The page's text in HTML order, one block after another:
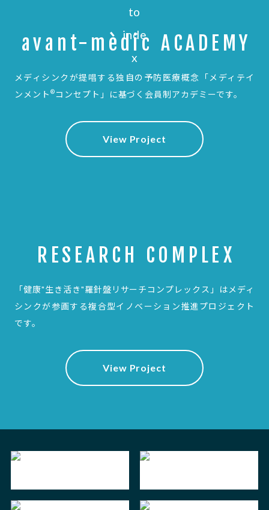
avant-mèdic ACADEMY
メディシンクが提唱する独自の予防医療概念
「メディテイ
ンメント ®コンセプト」に基づく会員制アカデミーです。
View Project
RESEARCH COMPLEX
「健康"生き活き"羅針盤リサーチコンプレックス」は メディ
シンクが参画する複合型イノベーション推進プロジェクト
です。
View Project